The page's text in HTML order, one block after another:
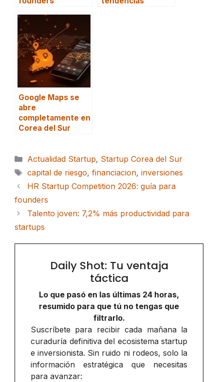
Google Maps se
abre
completamente en
Corea del Sur
Categorías
Actualidad Startup, Startup Corea del Sur
Etiquetas
capital de riesgo, financiacion, inversiones
HR Startup Competition 2026: guía para
founders
Talento joven: 7,2% más productividad para
startups
Daily Shot: Tu ventaja
táctica
Lo que pasó en las últimas 24 horas,
resumido para que tú no tengas que
filtrarlo.
Suscríbete para recibir cada mañana la
curaduría definitiva del ecosistema startup
e inversionista. Sin ruido ni rodeos, solo la
información estratégica que necesitas
para avanzar: